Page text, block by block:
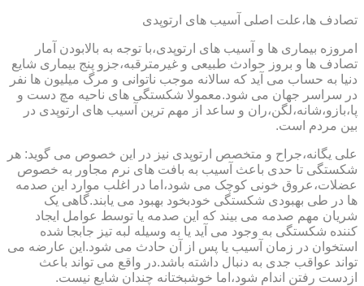
تصادف ها،علت اصلی آسیب های ارتوپدی
امروزه بیماری ها و آسیب های ارتوپدی،با توجه به بالابودن آمار
تصادف ها و بروز حوادث طبیعی و غیرمترقبه،جزو پنج بیماری شایع
دنیا به حساب می آید که سالانه موجب ناتوانی و مرگ میلیون ها نفر
در سراسر جهان می شود.معمولا شکستگی های ناحیه مچ دست و
پا،بازو،شانه،لگن،ران و ساعد از مهم ترین آسیب های ارتوپدی در
بین مردم است.
علی یگانه،جراح و متخصص ارتوپدی نیز در این خصوص می گوید: هر
شکستگی تا حدی باعث آسیب به بافت های نرم مجاور به خصوص
عضلات،عروق خونی کوچک می شود،اما در اغلب موارد این صدمه
ها در طی بهبودی شکستگی خودبخود بهبود می یابند.گاهی یک
شریان مهم صدمه می بیند که این صدمه یا توسط عوامل ایجاد
کننده شکستگی به وجود می آید یا به وسیله لبه تیز جابجا شده
استخوان در زمان آسیب یا پس از آن حادث می شود.این عارضه می
تواند عواقب جدی به دنبال داشته باشد.در واقع می تواند باعث
ازدست رفتن اندام شود،اما خوشبختانه چندان شایع نیست.